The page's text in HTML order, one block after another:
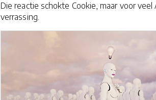
Die reactie schokte Cookie, maar voor
verrassing.